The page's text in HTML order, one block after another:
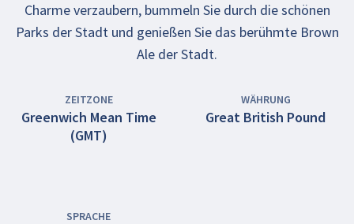
Charme verzaubern, bummeln Sie durch die schönen
Parks der Stadt und genießen Sie das berühmte Brown
Ale der Stadt.
ZEITZONE
Greenwich Mean Time
(GMT)
WÄHRUNG
Great British Pound
SPRACHE